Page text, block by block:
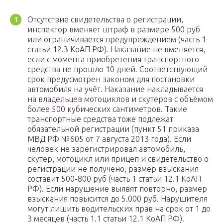
Отсутствие свидетельства о регистрации,
инспектор вменяет штраф в размере 500 руб
или ограничивается предупреждением (часть 1
статьи 12.3 КоАП РФ). Наказание не вменяется,
если с момента приобретения транспортного
средства не прошло 10 дней. Соответствующий
срок предусмотрен законом для постановки
автомобиля на учёт. Наказание накладывается
на владельцев мотоциклов и скутеров с объёмом
более 500 кубических сантиметров. Такие
транспортные средства тоже подлежат
обязательной регистрации (пункт 51 приказа
МВД РФ №605 от 7 августа 2013 года). Если
человек не зарегистрировал автомобиль,
скутер, мотоцикл или прицеп и свидетельство о
регистрации не получено, размер взыскания
составит 500-800 руб (часть 1 статьи 12.1 КоАП
РФ). Если нарушение выявят повторно, размер
взыскания повысится до 5.000 руб. Нарушителя
могут лишить водительских прав на срок от 1 до
3 месяцев (часть 1.1 статьи 12.1 КоАП РФ).